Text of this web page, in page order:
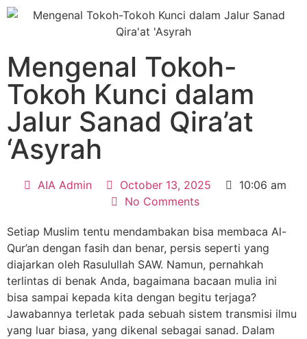
Mengenal Tokoh-
Tokoh Kunci dalam
Jalur Sanad Qira’at
‘Asyrah
AIA Admin October 13, 2025
10:06 am
No Comments
Setiap Muslim tentu mendambakan bisa membaca Al-
Qur’an dengan fasih dan benar, persis seperti yang
diajarkan oleh Rasulullah SAW. Namun, pernahkah
terlintas di benak Anda, bagaimana bacaan mulia ini
bisa sampai kepada kita dengan begitu terjaga?
Jawabannya terletak pada sebuah sistem transmisi ilmu
yang luar biasa, yang dikenal sebagai sanad. Dalam